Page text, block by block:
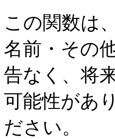
この関数は、
名前・その
告なく、将
可能性があ
ださい。